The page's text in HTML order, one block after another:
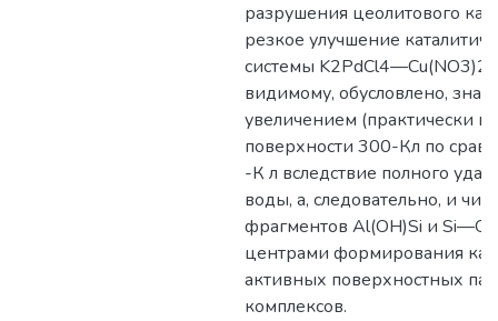
разрушения цеолитового
резкое улучшение
системы
видимому, обусловлено,
увеличением (практически
поверхности 300-Кл по
-К л вследствие полного
воды, а, следовательно, и
фрагментов Al(OH)Si и
центрами формирования
активных поверхностных
комплексов.